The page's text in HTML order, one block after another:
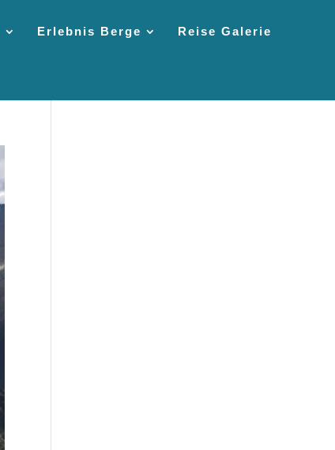
Erlebnis Berge Reise Galerie